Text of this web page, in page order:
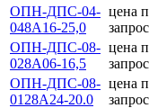
ОПН-ДПС-04-
048А16-25,0
цена
ОПН-ДПС-08-
028А06-16,5
цена
ОПН-ДПС-08-
0128А24-20.0
цена